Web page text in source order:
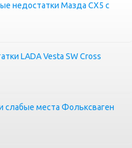
недостатки Мазда СХ5 с
LADA Vesta SW Cross
слабые места Фольксваген